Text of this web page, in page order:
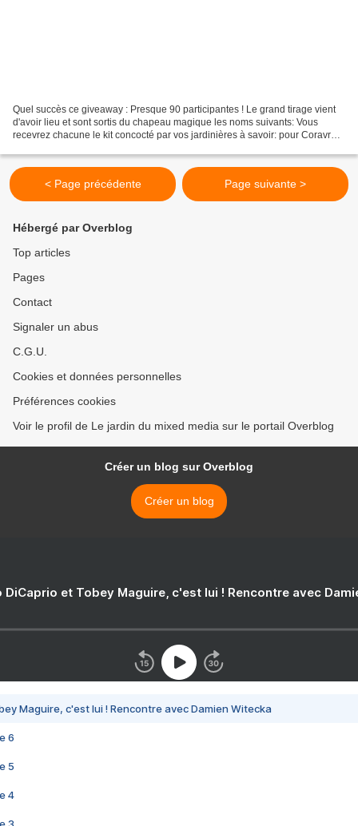
Quel succès ce giveaway : Presque 90 participantes ! Le grand tirage vient
d'avoir lieu et sont sortis du chapeau magique les noms suivants: Vous
recevrez chacune le kit concocté par vos jardinières à savoir: pour Coravre:
< Page précédente Page suivante >
Hébergé par Overblog
Top articles
Pages
Contact
Signaler un abus
C.G.U.
Cookies et données personnelles
Préférences cookies
Voir le profil de Le jardin du mixed media sur le portail Overblog
Créer un blog sur Overblog
Créer un blog
DiCaprio et Tobey Maguire, c'est lui ! Rencontre avec
Maguire, c'est lui ! Rencontre avec Damien Witecka
6
5
4